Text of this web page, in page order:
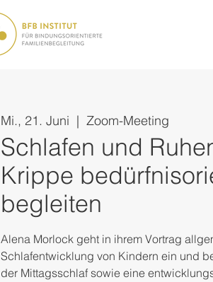
Mi., 21. Juni
  |
Zoom-Meeting
Schlafen und
Krippe
begleiten
Alena Morlock geht in ihrem Vortrag
Schlafentwicklung von Kindern ein und
der Mittagsschlaf sowie eine